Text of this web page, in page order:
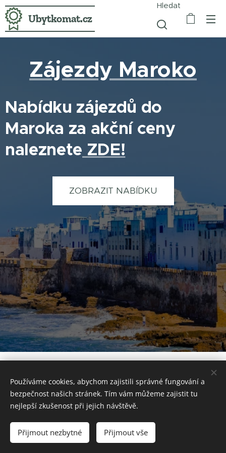
Ubytkomat.cz
Hledat
Zájezdy Maroko
Nabídku zájezdů do
Maroka za akční ceny
naleznete ZDE!
ZOBRAZIT NABÍDKU
Pravidla ochrany soukromí
Cookies
CZK Kč
EUR €
Používáme cookies, abychom zajistili správné fungování a
bezpečnost našich stránek. Tím vám můžeme zajistit tu
nejlepší zkušenost při jejich návštěvě.
Přijmout nezbytné Přijmout vše